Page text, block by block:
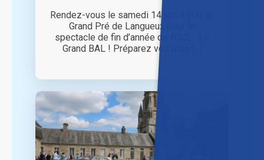
Rendez-vous le samedi 14 juin à 20h au
Grand Pré de Langueux pour le
spectacle de fin d’année de l’OCL : Le
Grand BAL ! Préparez vos plus [...]